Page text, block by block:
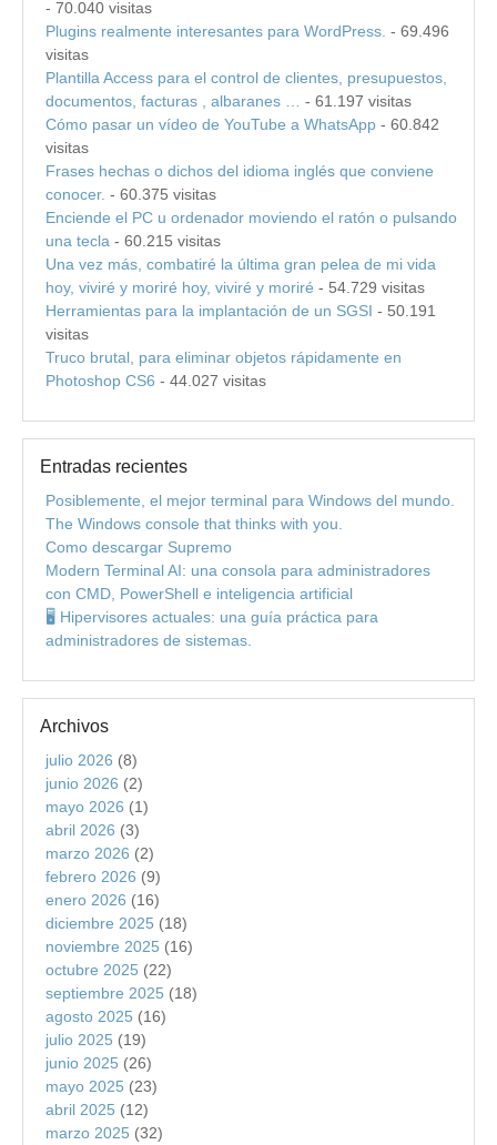
- 70.040 visitas
Plugins realmente interesantes para WordPress. - 69.496
visitas
Plantilla Access para el control de clientes, presupuestos,
documentos, facturas , albaranes …
- 61.197 visitas
Cómo pasar un vídeo de YouTube a WhatsApp - 60.842
visitas
Frases hechas o dichos del idioma inglés que conviene
conocer. - 60.375 visitas
Enciende el PC u ordenador moviendo el ratón o pulsando
una tecla - 60.215 visitas
Una vez más, combatiré la última gran pelea de mi vida
hoy, viviré y moriré hoy, viviré y moriré - 54.729 visitas
Herramientas para la implantación de un SGSI - 50.191
visitas
Truco brutal, para eliminar objetos rápidamente en
Photoshop CS6 - 44.027 visitas
Entradas recientes
Posiblemente, el mejor terminal para Windows del mundo.
The Windows console that thinks with you.
Como descargar Supremo
Modern Terminal AI: una consola para administradores
con CMD, PowerShell e inteligencia artificial
🖥️ Hipervisores actuales: una guía práctica para
administradores de sistemas.
Archivos
julio 2026 (8)
junio 2026 (2)
mayo 2026 (1)
abril 2026 (3)
marzo 2026 (2)
febrero 2026 (9)
enero 2026 (16)
diciembre 2025 (18)
noviembre 2025 (16)
octubre 2025 (22)
septiembre 2025 (18)
agosto 2025 (16)
julio 2025 (19)
junio 2025 (26)
mayo 2025 (23)
abril 2025 (12)
marzo 2025 (32)